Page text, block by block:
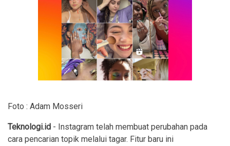
Foto : Adam Mosseri
Teknologi.id - Instagram telah membuat perubahan pada
cara pencarian topik melalui tagar. Fitur baru ini